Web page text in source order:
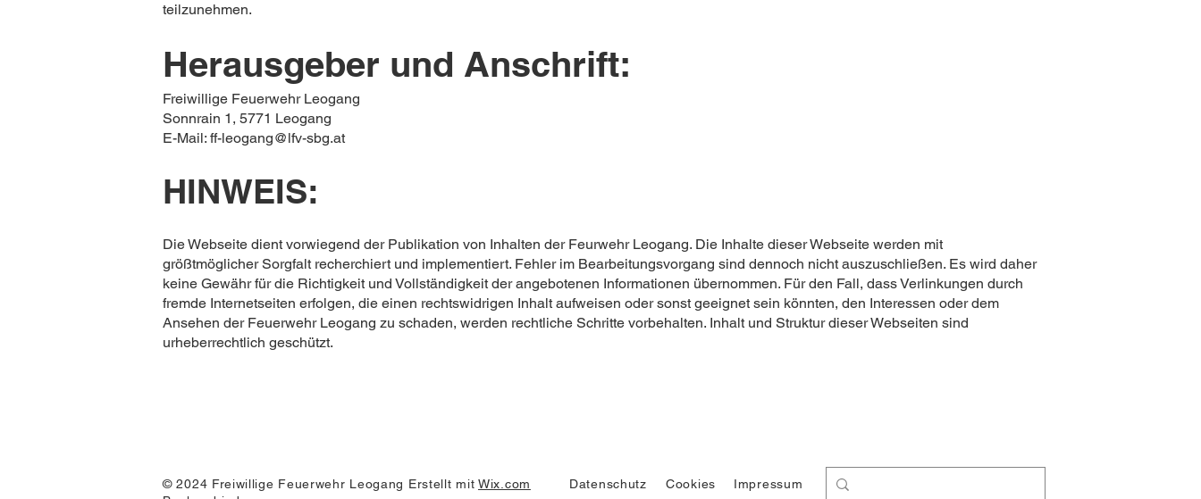
teilzunehmen.
Herausgeber und Anschrift:​
Freiwillige Feuerwehr Leogang
Sonnrain 1, 5771 Leogang
E-Mail: ff-leogang@lfv-sbg.at
HINWEIS:
Die Webseite dient vorwiegend der Publikation von Inhalten der Feurwehr Leogang. Die Inhalte dieser Webseite werden mit
größtmöglicher Sorgfalt recherchiert und implementiert. Fehler im Bearbeitungsvorgang sind dennoch nicht auszuschließen. Es wird daher
keine Gewähr für die Richtigkeit und Vollständigkeit der angebotenen Informationen übernommen. Für den Fall, dass Verlinkungen durch
fremde Internetseiten erfolgen, die einen rechtswidrigen Inhalt aufweisen oder sonst geeignet sein könnten, den Interessen oder dem
Ansehen der Feuerwehr Leogang zu schaden, werden rechtliche Schritte vorbehalten. Inhalt und Struktur dieser Webseiten sind
urheberrechtlich geschützt.
© 2024 Freiwillige Feuerwehr Leogang Erstellt mitWix.com
Datenschutz Cookies Impressum